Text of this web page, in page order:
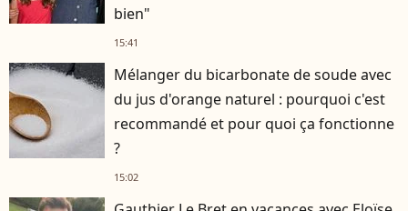
bien"
15:41
Mélanger du bicarbonate de soude avec
du jus d'orange naturel : pourquoi c'est
recommandé et pour quoi ça fonctionne
?
15:02